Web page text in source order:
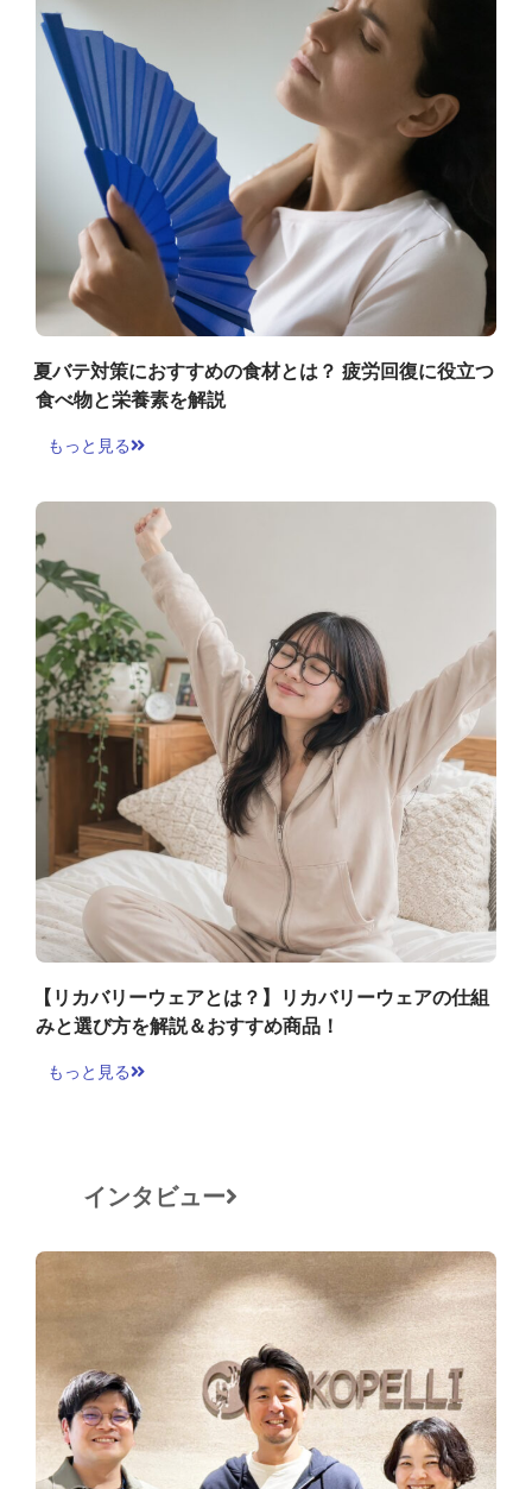
夏バテ対策におすすめの食材とは？ 疲労回復に役立つ
食べ物と栄養素を解説
もっと見る
【リカバリーウェアとは？】リカバリーウェアの仕組
みと選び方を解説＆おすすめ商品！
もっと見る
インタビュー